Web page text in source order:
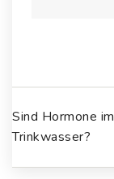
Sind Hormone im
Trinkwasser?